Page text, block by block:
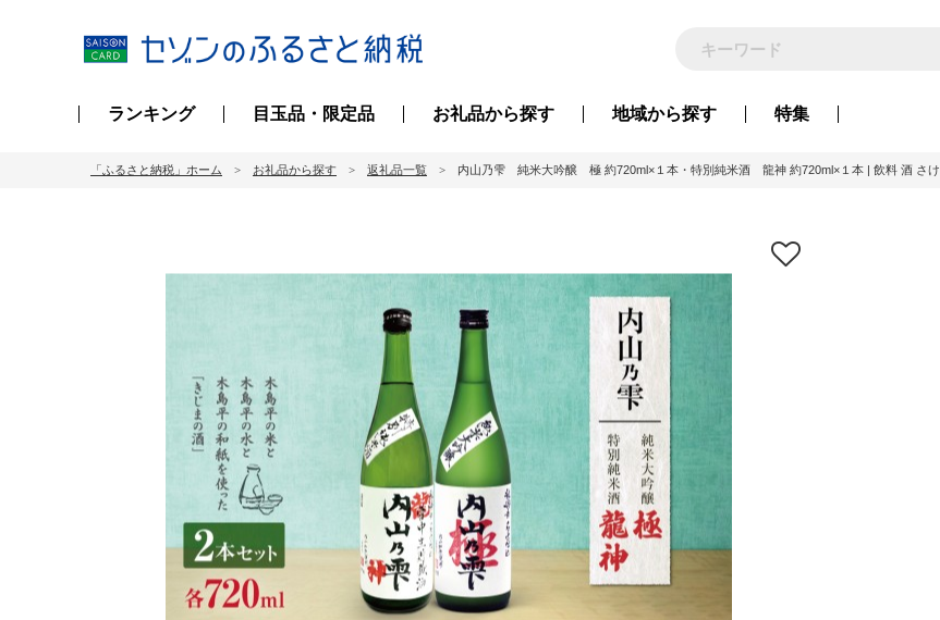
ランキング 目玉品・限定品 お礼品から探す 地域から探す 特集
「ふるさと納税」ホーム お礼品から探す 返礼品一覧 内山乃雫 純米大吟醸 極 約720ml×１本・特別純米酒 龍神 約720ml×１本 | 飲料 酒 さ